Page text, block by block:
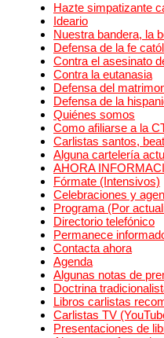
Hazte simpatizante
Ideario
Nuestra bandera, la
Defensa de la fe
Contra el asesinato
Contra la eutanasia
Defensa del
Defensa de la
Quiénes somos
Como afiliarse a la
Carlistas santos,
Alguna cartelería
AHORA
Fórmate (Intensivos)
Celebraciones y
Programa (Por
Directorio telefónico
Permanece
Contacta ahora
Agenda
Algunas notas de
Doctrina
Libros carlistas
Carlistas TV
Presentaciones de